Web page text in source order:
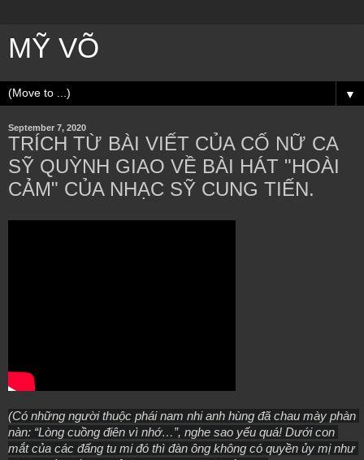
MỸ VÕ
▼
September 7, 2020
TRÍCH TỪ BÀI VIẾT CỦA CỐ NỮ CA
SỸ QUỲNH GIAO VỀ BÀI HÁT "HOÀI
CẢM" CỦA NHẠC SỸ CUNG TIẾN.
(Có những người thuộc phái nam nhi anh hùng đã chau mày phàn
nàn: “Lòng cuồng điên vì nhớ…”, nghe sao yếu quá! Dưới con
mắt của các đấng tu mi đó thì đàn ông không có quyền ủy mị như